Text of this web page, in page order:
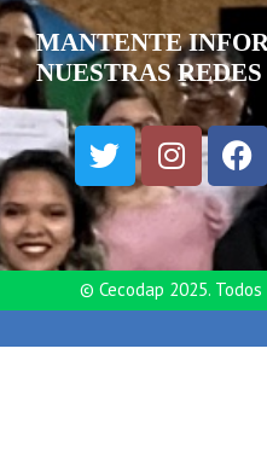
MANTENTE
NUESTRAS REDES
© Cecodap 2025.